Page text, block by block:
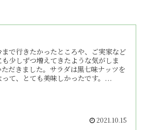
で行きたかったところや、ご実家など
少しずつ増えてきたような気がしま
だきました。サラダは黒七味ナッツを
て、とても美味しかったです。...
2021.10.15